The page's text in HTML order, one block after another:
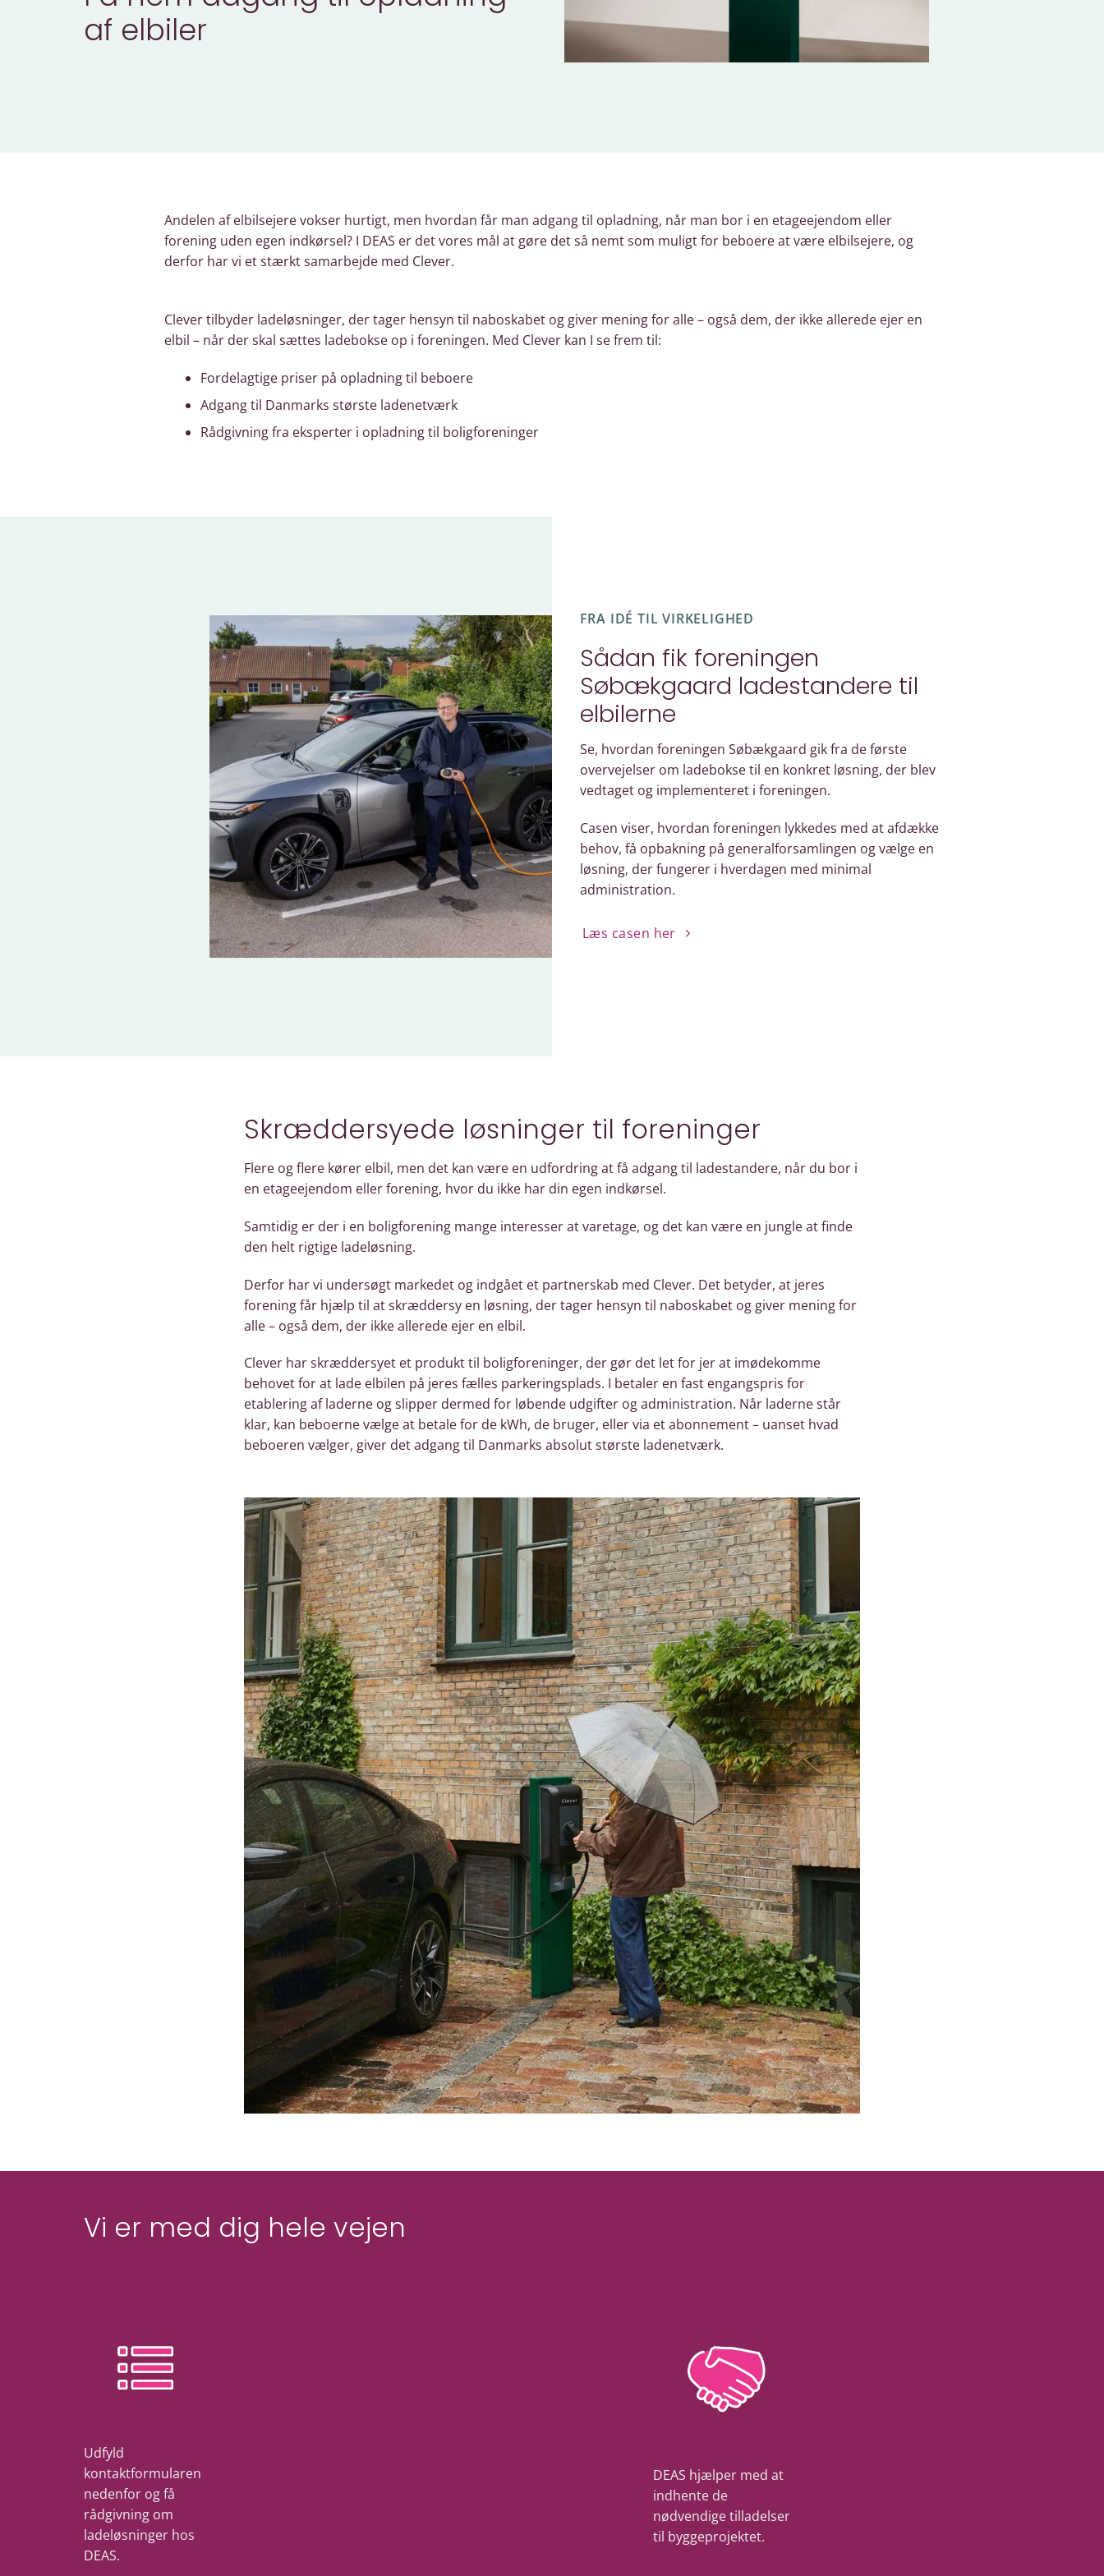
af elbiler
Andelen af elbilsejere vokser hurtigt, men hvordan får man adgang til opladning, når man bor i en etageejendom eller
forening uden egen indkørsel? I DEAS er det vores mål at gøre det så nemt som muligt for beboere at være elbilsejere, og
derfor har vi et stærkt samarbejde med Clever.
Clever tilbyder ladeløsninger, der tager hensyn til naboskabet og giver mening for alle – også dem, der ikke allerede ejer en
elbil – når der skal sættes ladebokse op i foreningen. Med Clever kan I se frem til:
Fordelagtige priser på opladning til beboere
Adgang til Danmarks største ladenetværk
Rådgivning fra eksperter i opladning til boligforeninger
FRA IDÉ TIL VIRKELIGHED
Sådan fik foreningen
Søbækgaard ladestandere til
elbilerne
Se, hvordan foreningen Søbækgaard gik fra de første
overvejelser om ladebokse til en konkret løsning, der blev
vedtaget og implementeret i foreningen.
Casen viser, hvordan foreningen lykkedes med at afdække
behov, få opbakning på generalforsamlingen og vælge en
løsning, der fungerer i hverdagen med minimal
administration.
Læs casen her
Skræddersyede løsninger til foreninger
Flere og flere kører elbil, men det kan være en udfordring at få adgang til ladestandere, når du bor i
en etageejendom eller forening, hvor du ikke har din egen indkørsel.
Samtidig er der i en boligforening mange interesser at varetage, og det kan være en jungle at finde
den helt rigtige ladeløsning.
Derfor har vi undersøgt markedet og indgået et partnerskab med Clever. Det betyder, at jeres
forening får hjælp til at skræddersy en løsning, der tager hensyn til naboskabet og giver mening for
alle – også dem, der ikke allerede ejer en elbil.
Clever har skræddersyet et produkt til boligforeninger, der gør det let for jer at imødekomme
behovet for at lade elbilen på jeres fælles parkeringsplads. I betaler en fast engangspris for
etablering af laderne og slipper dermed for løbende udgifter og administration. Når laderne står
klar, kan beboerne vælge at betale for de kWh, de bruger, eller via et abonnement – uanset hvad
beboeren vælger, giver det adgang til Danmarks absolut største ladenetværk.
Vi er med dig hele vejen
Udfyld
kontaktformularen
nedenfor og få
rådgivning om
ladeløsninger hos
DEAS.
DEAS hjælper med at
indhente de
nødvendige tilladelser
til byggeprojektet.